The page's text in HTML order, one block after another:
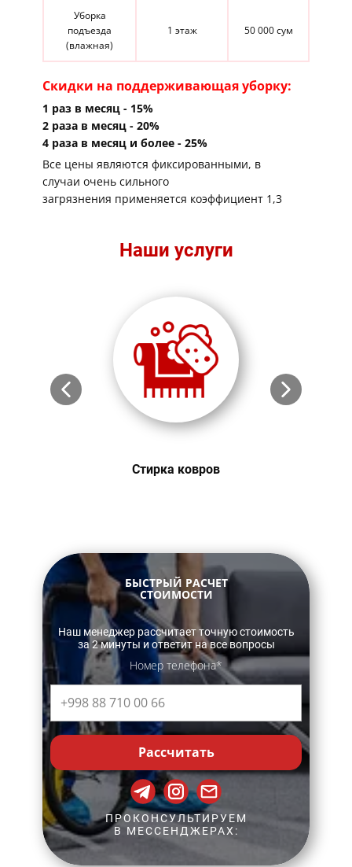
Уборка
подъезда
(влажная)
1 этаж 50 000​ сум
Скидки на ​поддерживающая уборку:
1 раз в месяц - 15%
2 раза в месяц - 20%
4 раза в месяц и более - 25%
Все цены являются фиксированными, в
случаи очень сильного
загрязнения применяется коэффициент 1,3
Наши услуги
Стирка ковров
БЫСТРЫЙ РАСЧЕТ
СТОИМОСТИ
Наш менеджер рассчитает точную стоимость
за 2 минуты и ответит на все вопросы
Номер телефона*
Рассчитать
ПРОКОНСУЛЬТИРУЕМ
В МЕССЕНДЖЕРАХ: